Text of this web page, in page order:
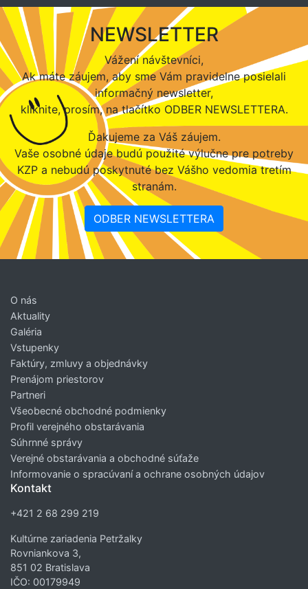
NEWSLETTER
Vážení návštevníci,
Ak máte záujem, aby sme Vám pravidelne posielali
informačný newsletter,
kliknite, prosím, na tlačítko ODBER NEWSLETTERA.
Ďakujeme za Váš záujem.
Vaše osobné údaje budú použité výlučne pre potreby
KZP a nebudú poskytnuté bez Vášho vedomia tretím
stranám.
ODBER NEWSLETTERA
O nás
Aktuality
Galéria
Vstupenky
Faktúry, zmluvy a objednávky
Prenájom priestorov
Partneri
Všeobecné obchodné podmienky
Profil verejného obstarávania
Súhrnné správy
Verejné obstarávania a obchodné súťaže
Informovanie o spracúvaní a ochrane osobných údajov
Kontakt
+421 2 68 299 219
Kultúrne zariadenia Petržalky
Rovniankova 3,
851 02 Bratislava
IČO: 00179949